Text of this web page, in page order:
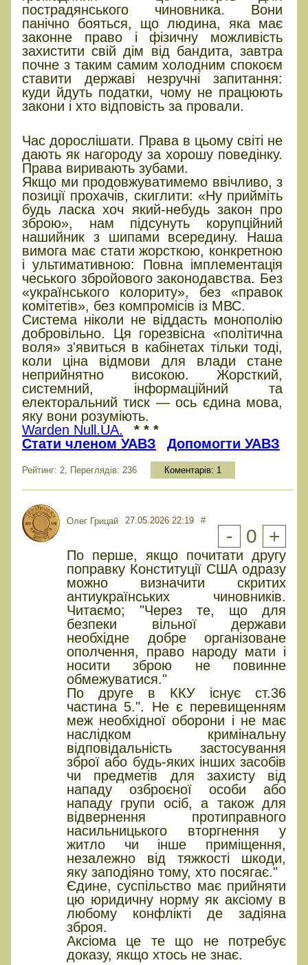
пострадянського чиновника. Вони
панічно бояться, що людина, яка має
законне право і фізичну можливість
захистити свій дім від бандита, завтра
почне з таким самим холодним спокоєм
ставити державі незручні запитання:
куди йдуть податки, чому не працюють
закони і хто відповість за провали.
Час дорослішати. Права в цьому світі не
дають як нагороду за хорошу поведінку.
Права виривають зубами.
Якщо ми продовжуватимемо ввічливо, з
позиції прохачів, скиглити: «Ну прийміть
будь ласка хоч який-небудь закон про
зброю», нам підсунуть корупційний
нашийник з шипами всередину. Наша
вимога має стати жорсткою, конкретною
і ультимативною: Повна імплементація
чеського збройового законодавства. Без
«українського колориту», без «правок
комітетів», без компромісів із МВС.
Система ніколи не віддасть монополію
добровільно. Ця горезвісна «політична
воля» з'явиться в кабінетах тільки тоді,
коли ціна відмови для влади стане
неприйнятно високою. Жорсткий,
системний, інформаційний та
електоральний тиск — ось єдина мова,
яку вони розуміють.
Warden Null.UA.
* * *
Стати членом УАВЗ
Допомогти УАВЗ
Рейтинг: 2, Переглядів: 236 Коментарів: 1
Олег Грицай 27.05.2026 22:19 #
- 0 +
По перше, якщо почитати другу
поправку Конституції США одразу
можно визначити скритих
антиукраїнських чиновників.
Читаємо; "Через те, що для
безпеки вільної держави
необхідне добре організоване
ополчення, право народу мати і
носити зброю не повинне
обмежуватися."
По друге в ККУ існує ст.36
частина 5.". Не є перевищенням
меж необхідної оборони і не має
наслідком кримінальну
відповідальність застосування
зброї або будь-яких інших засобів
чи предметів для захисту від
нападу озброєної особи або
нападу групи осіб, а також для
відвернення протиправного
насильницького вторгнення у
житло чи інше приміщення,
незалежно від тяжкості шкоди,
яку заподіяно тому, хто посягає."
Єдине, суспільство має прийняти
цю юридичну норму як аксіому в
любому конфлікті де задіяна
зброя.
Аксіома це те що не потребує
доказу, якщо хтось не знає.